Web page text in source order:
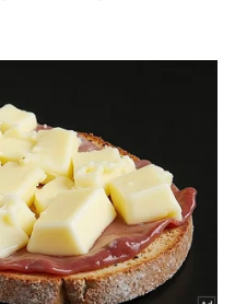
ಸಂಕೀರ್ಣಕ್ಕೆ ಮತ್ತೆ ಹುಸಿ ಬಾಂಬ್
ಬೆದರಿಕೆ: ಪೊಲೀಸರು ಹೈ ಅಲರ್ಟ್